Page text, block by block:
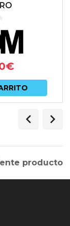
€
producto